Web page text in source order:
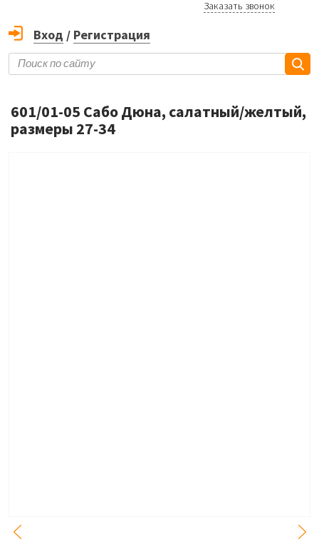
Заказать звонок
Вход / Регистрация
601/01-05 Сабо Дюна, салатный/желтый,
размеры 27-34